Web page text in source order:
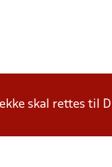
skal rettes til